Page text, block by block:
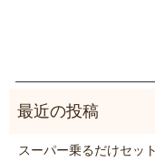
スーパー乗るだけセッ